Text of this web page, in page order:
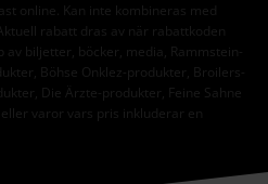
online. Kan inte kombineras med
rabatt dras av när rabattkoden
biljetter, böcker, media, Rammstein-
Böhse Onklez-produkter, Broilers-
Die Ärzte-produkter, Feine Sahne
varor vars pris inkluderar en